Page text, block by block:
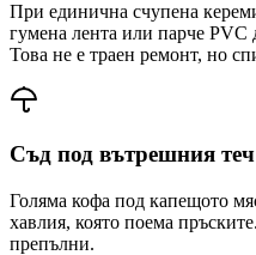
При единична счупена
гумена лента или парче PVC
Това не е траен ремонт, но
Съд под вътрешния
Голяма кофа под капещото
хавлия, която поема
препълни.